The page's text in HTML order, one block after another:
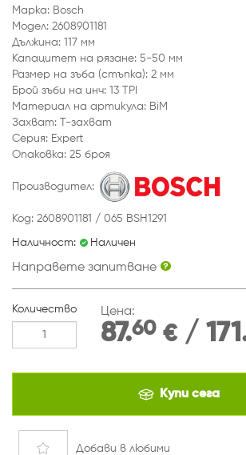
Марка: Bosch
Модел: 2608901181
Дължина: 117 мм
Капацитет на рязане: 5-50 мм
Размер на зъба (стъпка): 2 мм
Брой зъби на инч: 13 TPI
Материал на артикула: BiM
Захват: Т-захват
Серия: Expert
Опаковка: 25 броя
Производител:
Код: 2608901181 / 065 BSH1291
Наличност: Наличен
Направете запитване
Количество Цена:
87.60 €/
Купи сега
Добави в любими